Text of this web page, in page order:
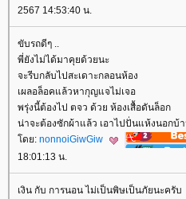
2567 14:53:40 น.
ขับรถดีๆ ..
พี่ยังไม่ได้มาคุยด้วยนะ
จะรีบกลับไปสะเดาะกลอนห้อง
เผลอล็อคแล้วหากุญแจไม่เจอ
พรุ่งนี้ต้องไป ตจว ด้วย ห้องเสื้อดันล็อก
น่าจะต้องซักผ้าแล้ว เอาไปปั่นแห้งนอกบ้
ดย: nonnoiGiwGiw
18:01:13 น.
เงิน กับ การนอน ไม่เป็นพิษเป็นภัยนะครับ